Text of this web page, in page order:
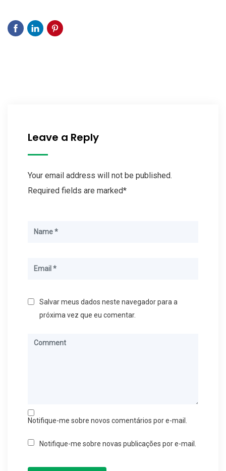
Leave a Reply
Your email address will not be published.
Required fields are marked*
Salvar meus dados neste navegador para a
próxima vez que eu comentar.
Notifique-me sobre novos comentários por e-mail.
Notifique-me sobre novas publicações por e-mail.